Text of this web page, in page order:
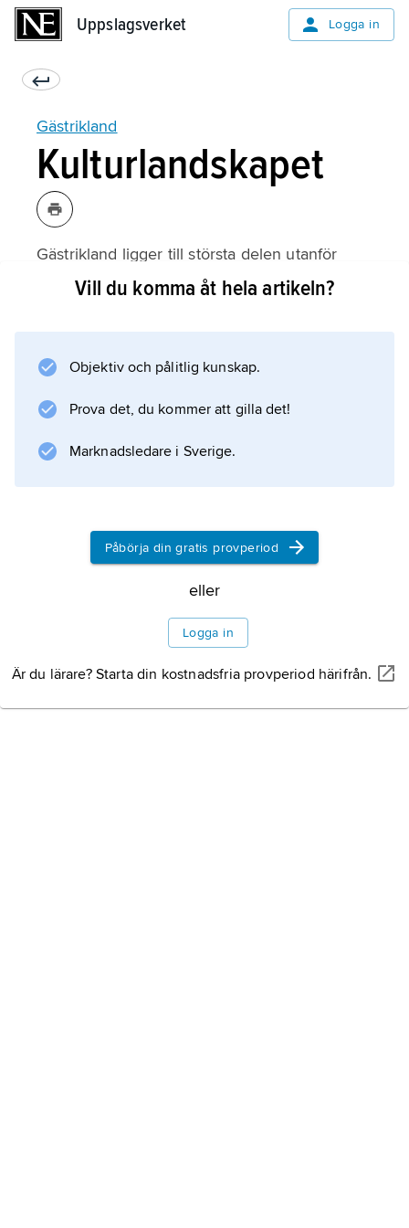
Uppslagsverket Logga in
Gästrikland
Kulturlandskapet
Gästrikland ligger till största delen utanför
norrlandsterrängens gräns, men i det flacka
morän och myrmarker, är glest bebyggda och
till sin karaktär jämförbara med norra Uppland.
inre, sydvästra
Information om artikeln
Vill du komma åt hela artikeln?
Objektiv och pålitlig kunskap.
Prova det, du kommer att gilla det!
Marknadsledare i Sverige.
Påbörja din gratis provperiod
eller
Logga in
Är du lärare? Starta din kostnadsfria provperiod härifrån.